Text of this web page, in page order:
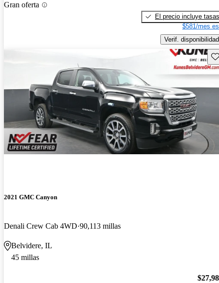
Gran oferta
El precio incluye tasas
$581/mes
Verif. disponibilidad
2021 GMC Canyon
Denali Crew Cab 4WD 90,113 millas
Belvidere, IL
45 millas